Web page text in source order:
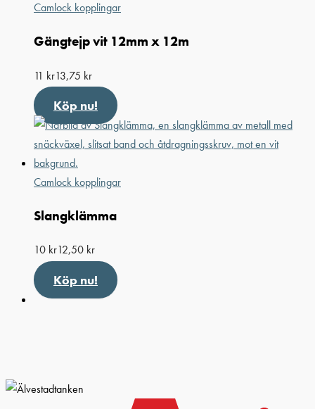
Camlock kopplingar
Gängtejp vit 12mm x 12m
11 kr13,75 kr
Köp nu!
Camlock kopplingar
Slangklämma
10 kr12,50 kr
Köp nu!